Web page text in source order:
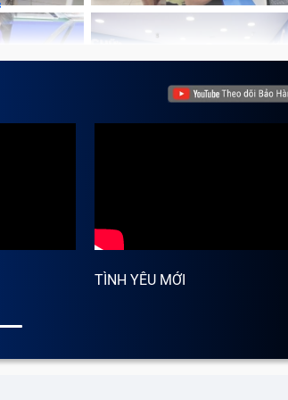
TÌNH YÊU MỚI